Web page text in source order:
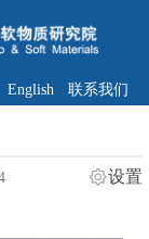
联系我们
English
设置